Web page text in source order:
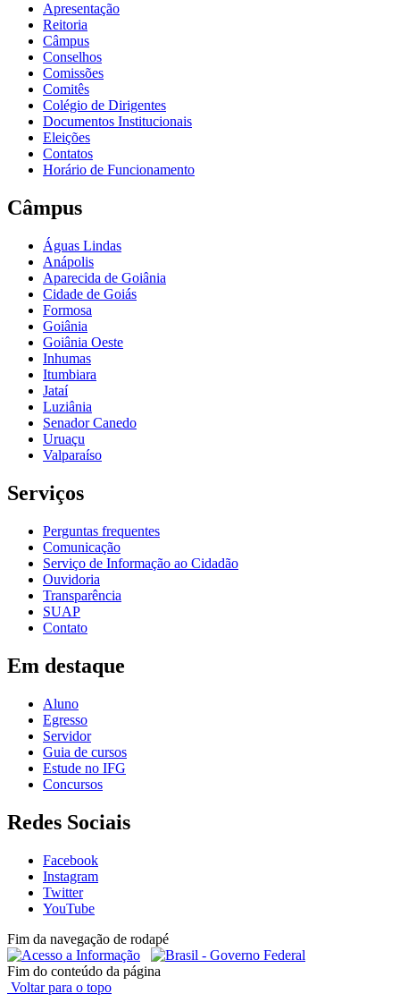
Apresentação
Reitoria
Câmpus
Conselhos
Comissões
Comitês
Colégio de Dirigentes
Documentos Institucionais
Eleições
Contatos
Horário de Funcionamento
Câmpus
Águas Lindas
Anápolis
Aparecida de Goiânia
Cidade de Goiás
Formosa
Goiânia
Goiânia Oeste
Inhumas
Itumbiara
Jataí
Luziânia
Senador Canedo
Uruaçu
Valparaíso
Serviços
Perguntas frequentes
Comunicação
Serviço de Informação ao Cidadão
Ouvidoria
Transparência
SUAP
Contato
Em destaque
Aluno
Egresso
Servidor
Guia de cursos
Estude no IFG
Concursos
Redes Sociais
Facebook
Instagram
Twitter
YouTube
Fim da navegação de rodapé
Fim do conteúdo da página
Voltar para o topo